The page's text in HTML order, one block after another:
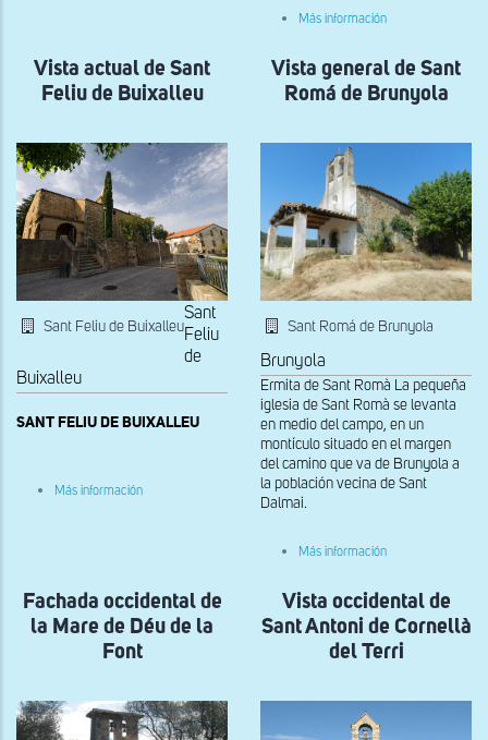
Maria
de
Faners
Más información
de
Segimon
Vista actual de Sant
Feliu de Buixalleu
Sant Feliu de Buixalleu
Sant
Feliu
de
Buixalleu
SANT FELIU DE BUIXALLEU
Más información
Buixalleu
Vista general de Sant
Romá de Brunyola
Sant Romá de Brunyola
Brunyola
Ermita de Sant Romà La pequeña
iglesia de Sant Romà se levanta
en medio del campo, en un
montículo situado en el margen
del camino que va de Brunyola a
la población vecina de Sant
Dalmai.
Más información
de
Romá
de
Brunyola
Fachada occidental de
la Mare de Déu de la
Font
Vista occidental de
Sant Antoni de Cornellà
del Terri